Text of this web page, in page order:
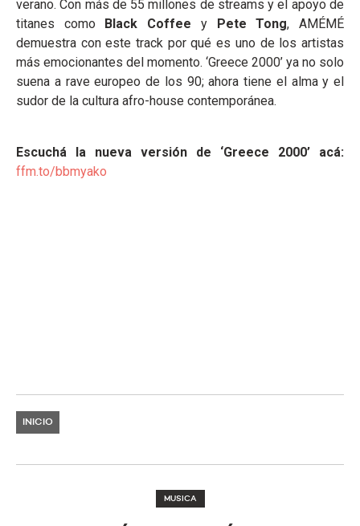
verano. Con más de 55 millones de streams y el apoyo de
titanes como Black Coffee y Pete Tong, AMÉMÉ
demuestra con este track por qué es uno de los artistas
más emocionantes del momento. ‘Greece 2000’ ya no solo
suena a rave europeo de los 90; ahora tiene el alma y el
sudor de la cultura afro-house contemporánea.
Escuchá la nueva versión de ‘Greece 2000’ acá:
ffm.to/bbmyako
INICIO
MUSICA